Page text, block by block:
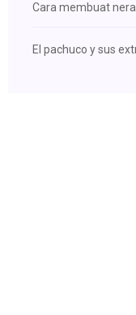
Cara membuat
El pachuco y sus